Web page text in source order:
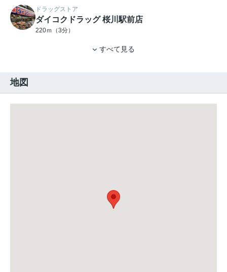
ドラッグストア
ダイコクドラッグ 桜川駅前店
220ｍ（3分）
すべて見る
地図